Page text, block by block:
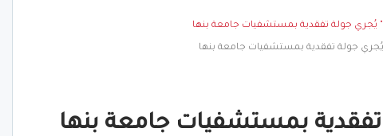
يُجري جولة تفقدية بمستشفيات جامعة بنها
تفقدية بمستشفيات جامعة بنها